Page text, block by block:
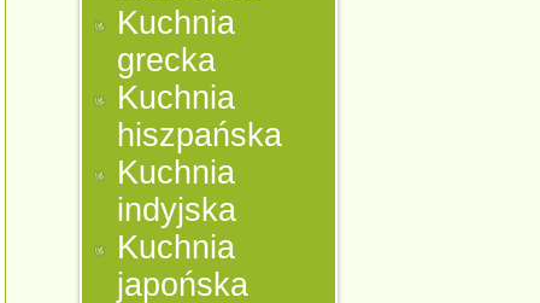
Kuchnia
grecka
Kuchnia
hiszpańska
Kuchnia
indyjska
Kuchnia
japońska